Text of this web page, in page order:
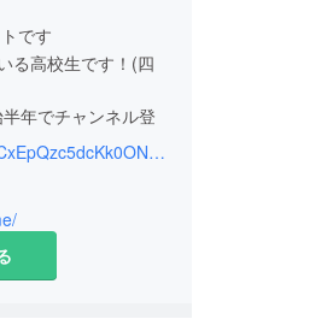
です
る高校生です！(四
年でチャンネル登
ことはできます！
クなどのSNSマー
ヶ月で0→220万イ
https://www.youtube.com/channel/UCxEpQzc5dcKk0ONW1e_g9fw